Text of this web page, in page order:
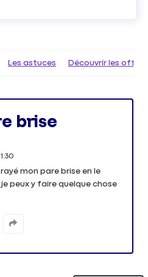
Les astuces Découvrir les
brise
mon pare brise en le
peux y faire quelque chose